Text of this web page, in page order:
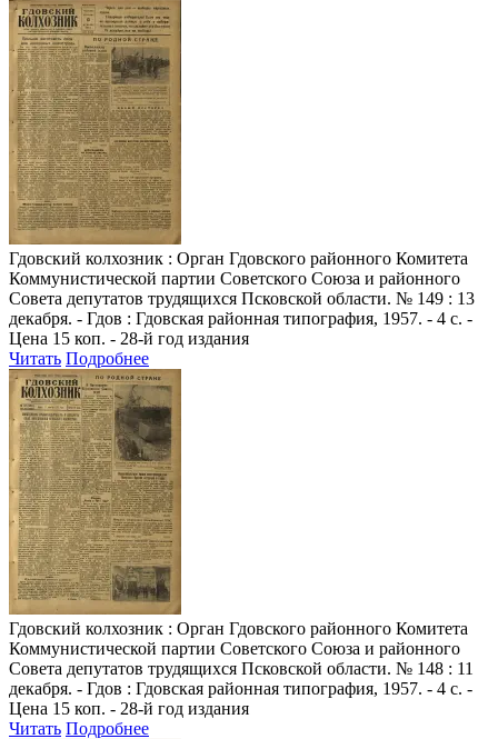
Гдовский колхозник : Орган Гдовского районного Комитета
Коммунистической партии Советского Союза и районного
Совета депутатов трудящихся Псковской области. № 149 : 13
декабря. - Гдов : Гдовская районная типография, 1957. - 4 с. -
Цена 15 коп. - 28-й год издания
Читать Подробнее
Гдовский колхозник : Орган Гдовского районного Комитета
Коммунистической партии Советского Союза и районного
Совета депутатов трудящихся Псковской области. № 148 : 11
декабря. - Гдов : Гдовская районная типография, 1957. - 4 с. -
Цена 15 коп. - 28-й год издания
Читать Подробнее